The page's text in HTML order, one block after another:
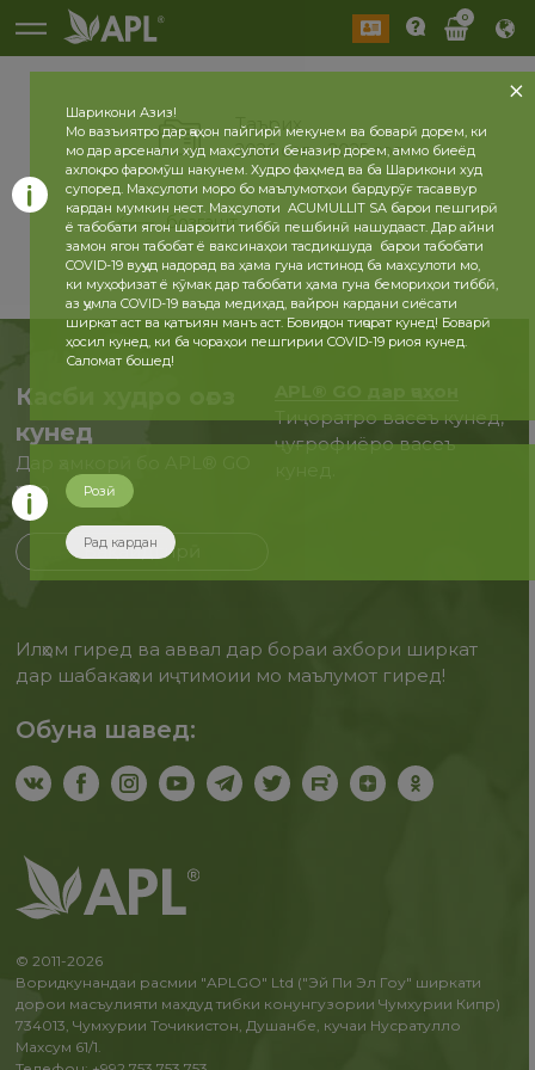
0
Таърих
2026 сол 2025 сол
бозгашт
Касби худро оғоз
кунед
Дар ҳамкорӣ бо APL® GO
ҳоло
Бақайдгирӣ
Тиҷоратро васеъ кунед,
ҷуғрофиёро васеъ
Илҳом гиред ва аввал дар бораи ахбори ширкат
дар шабакаҳои иҷтимоии мо маълумот гиред!
Обуна шавед:
© 2011-2026
Воридкунандаи расмии "APLGO" Ltd ("Эй Пи Эл Гоу" ширкати
дорои масъулияти махдуд тибки конунгузории Чумхурии Кипр)
734013, Чумхурии Точикистон, Душанбе, кучаи Нусратулло
Махсум 61/1.
Шарикони Азиз!
Мо вазъиятро дар ҷаҳон пайгирӣ мекунем ва боварӣ дорем, ки
мо дар арсенали худ маҳсулоти беназир дорем, аммо биеёд
ахлоқро фаромӯш накунем. Худро фаҳмед ва ба Шарикони худ
супоред. Маҳсулоти моро бо маълумотҳои бардурӯғ тасаввур
кардан мумкин нест. Маҳсулоти ACUMULLIT SA барои пешгирӣ
ё табобати ягон шароити тиббӣ пешбинӣ нашудааст. Дар айни
замон ягон табобат ё ваксинаҳои тасдиқшуда барои табобати
COVID-19 вуҷуд надорад ва ҳама гуна истинод ба маҳсулоти мо,
ки муҳофизат ё кӯмак дар табобати ҳама гуна бемориҳои тиббӣ,
аз ҷумла COVID-19 ваъда медиҳад, вайрон кардани сиёсати
ширкат аст ва қатъиян манъ аст. Бовиҷдон тиҷорат кунед! Боварӣ
ҳосил кунед, ки ба чораҳои пешгирии COVID-19 риоя кунед.
Саломат бошед!
Розӣ
Рад кардан